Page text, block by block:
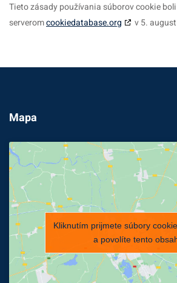
Tieto zásady používania súborov cookie
serveromcookiedatabase.org v 5.
Mapa
Kliknutím prijmete súbory
a povolíte tento